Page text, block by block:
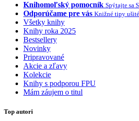
Knihomoľský pomocník Spýtajte sa
Odporúčame pre vás Knižné tipy
Všetky knihy
Knihy roka 2025
Bestsellery
Novinky
Pripravované
Akcie a zľavy
Kolekcie
Knihy s podporou FPU
Mám záujem o titul
Top autori